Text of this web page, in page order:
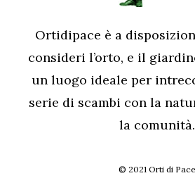
Ortidipace è a
consideri l’orto, e il
un luogo ideale per
serie di scambi con la
la comunità.
© 2021 Orti di Pace